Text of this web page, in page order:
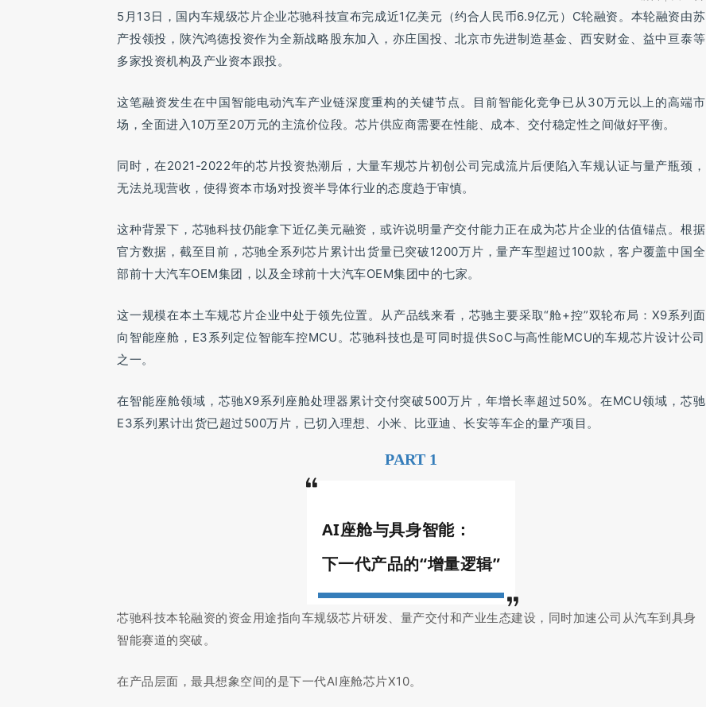
5月13日，国内车规级芯片企业芯驰科技宣布完成近1亿美元（约合人民币6.9亿元）C轮融资。本轮融资由苏
产投领投，陕汽鸿德投资作为全新战略股东加入，亦庄国投、北京市先进制造基金、西安财金、益中亘泰等
多家投资机构及产业资本跟投。
这笔融资发生在中国智能电动汽车产业链深度重构的关键节点。目前智能化竞争已从30万元以上的高端市
场，全面进入10万至20万元的主流价位段。芯片供应商需要在性能、成本、交付稳定性之间做好平衡。
同时，在2021-2022年的芯片投资热潮后，大量车规芯片初创公司完成流片后便陷入车规认证与量产瓶颈，
无法兑现营收，使得资本市场对投资半导体行业的态度趋于审慎。
这种背景下，芯驰科技仍能拿下近亿美元融资，或许说明量产交付能力正在成为芯片企业的估值锚点。根据
官方数据，截至目前，芯驰全系列芯片累计出货量已突破1200万片，量产车型超过100款，客户覆盖中国全
部前十大汽车OEM集团，以及全球前十大汽车OEM集团中的七家。
这一规模在本土车规芯片企业中处于领先位置。从产品线来看，芯驰主要采取“舱+控”双轮布局：X9系列面
向智能座舱，E3系列定位智能车控MCU。芯驰科技也是可同时提供SoC与高性能MCU的车规芯片设计公司
之一。
在智能座舱领域，芯驰X9系列座舱处理器累计交付突破500万片，年增长率超过50%。在MCU领域，芯驰
E3系列累计出货已超过500万片，已切入理想、小米、比亚迪、长安等车企的量产项目。
PART 1
AI座舱与具身智能：
下一代产品的“增量逻辑”
芯驰科技本轮融资的资金用途指向车规级芯片研发、量产交付和产业生态建设，同时加速公司从汽车到具身
智能赛道的突破。
在产品层面，最具想象空间的是下一代AI座舱芯片X10。